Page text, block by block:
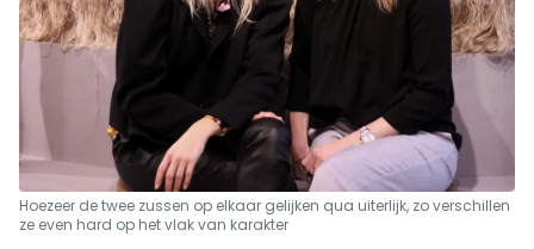
Hoezeer de twee zussen op elkaar gelijken qua uiterlijk, zo verschillen
ze even hard op het vlak van karakter